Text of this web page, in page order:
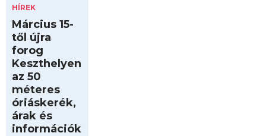
HÍREK
Március 15-
től újra
forog
Keszthelyen
az 50
méteres
óriáskerék,
árak és
információk